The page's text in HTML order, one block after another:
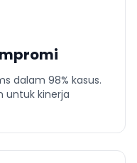
dalam 98% kasus.
untuk kinerja